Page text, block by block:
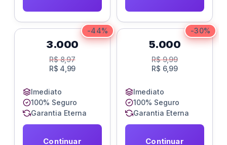
-44%
3.000
R$8,97
R$ 4,99
Imediato
100% Seguro
Garantia Eterna
Continuar
-30%
5.000
R$9,99
R$ 6,99
Imediato
100% Seguro
Garantia Eterna
Continuar